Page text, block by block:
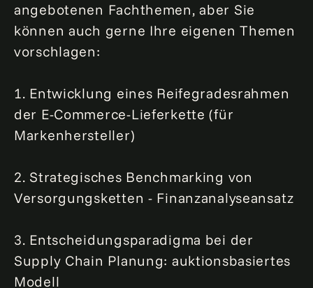
angebotenen Fachthemen, aber Sie
können auch gerne Ihre eigenen Themen
vorschlagen:
1. Entwicklung eines Reifegradesrahmen
der E-Commerce-Lieferkette (für
Markenhersteller)
2. Strategisches Benchmarking von
Versorgungsketten - Finanzanalyseansatz
3. Entscheidungsparadigma bei der
Supply Chain Planung: auktionsbasiertes
Modell